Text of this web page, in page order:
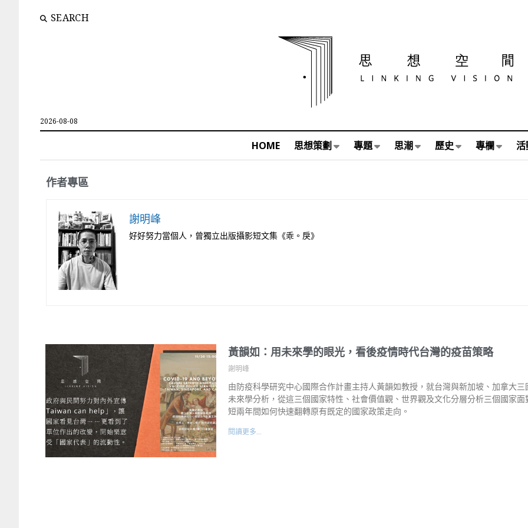
SEARCH
2026-08-08
HOME 思想策劃 專題 思潮 歷史 專欄 活
作者專區
謝明峰
好好努力當個人，曾獨立出版攝影短文集《乖。戾》
黃韻如：用未來學的眼光，看後疫情時代台灣的疫苗策略
謝明峰
由防疫科學研究中⼼國際合作計畫主持⼈⿈韻如教授，就台灣與新加坡、加拿⼤
未來學分析，從這三個國家特性、社會價值觀、世界觀及⽂化分層分析三個國家
短兩年間如何快速翻轉原有既定的國家政策⾛向。
閱讀更多...